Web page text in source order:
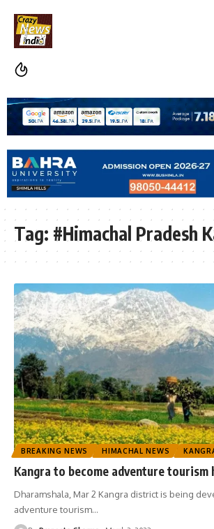
Tag: #Himachal Pradesh
BREAKING NEWS HIMACHAL NEWS
Kangra to become adventure tourism
Dharamshala, Mar 2 Kangra district is being
adventure tourism…